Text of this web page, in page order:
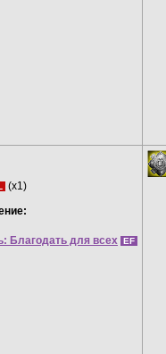
(x1)
Благодать для всех EF